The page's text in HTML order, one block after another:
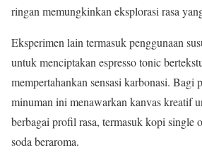
ringan memungkinkan eksplorasi rasa
Eksperimen lain termasuk penggunaan
untuk menciptakan espresso tonic
mempertahankan sensasi karbonasi. Bagi
minuman ini menawarkan kanvas kreatif
berbagai profil rasa, termasuk kopi single
soda beraroma.